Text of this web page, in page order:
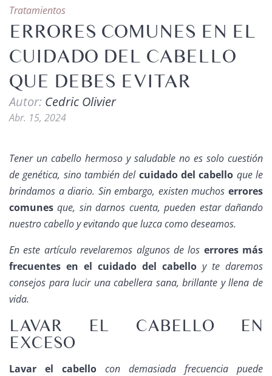
Tratamientos
ERRORES COMUNES EN EL
CUIDADO DEL CABELLO
QUE DEBES EVITAR
Autor: Cedric Olivier
Abr. 15, 2024
Tener un cabello hermoso y saludable no es solo cuestión
de genética, sino también del cuidado del cabello que le
brindamos a diario. Sin embargo, existen muchos errores
comunes que, sin darnos cuenta, pueden estar dañando
nuestro cabello y evitando que luzca como deseamos.
En este artículo revelaremos algunos de los errores más
frecuentes en el cuidado del cabello y te daremos
consejos para lucir una cabellera sana, brillante y llena de
vida.
LAVAR EL CABELLO EN
EXCESO
Lavar el cabello con demasiada frecuencia puede